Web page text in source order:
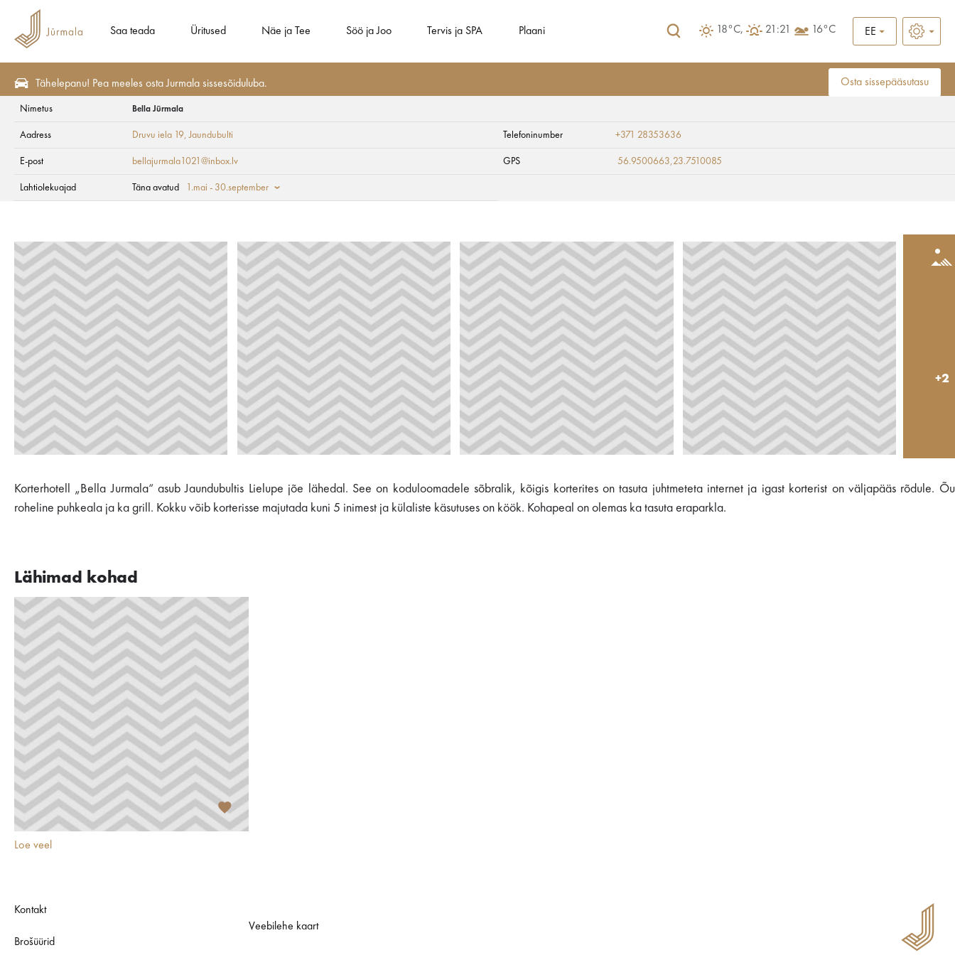
Saa teada Üritused Näe ja Tee Söö ja Joo Tervis ja SPA Plaani 18°C, 21:21 16°C EE
Tähelepanu! Pea meeles osta Jurmala sissesõiduluba. Osta sissepääsutasu
Bella Jūrmala
Nimetus Bella Jūrmala
Aadress Druvu iela 19, Jaundubulti Telefoninumber +371 28353636
E-post bellajurmala1021@inbox.lv GPS 56.9500663,23.7510085
Lahtiolekuajad Täna avatud 1.mai - 30.september
+2
Korterhotell „Bella Jurmala“ asub Jaundubultis Lielupe jõe lähedal. See on koduloomadele sõbralik, kõigis korterites on tasuta juhtmeteta internet ja igast korterist on väljapääs rõdule.
roheline puhkeala ja ka grill. Kokku võib korterisse majutada kuni 5 inimest ja külaliste käsutuses on köök. Kohapeal on olemas ka tasuta eraparkla.
Lähimad kohad
Loe veel
Kontakt
Brošüürid
Veebilehe kaart